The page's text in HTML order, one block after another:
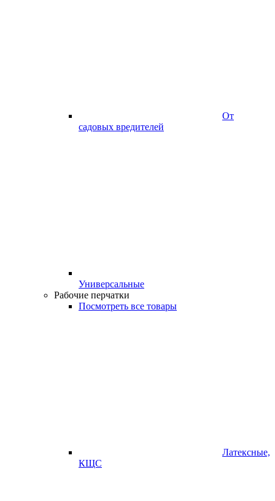
От
садовых вредителей
Универсальные
Рабочие перчатки
Посмотреть все товары
Латексные,
КЩС